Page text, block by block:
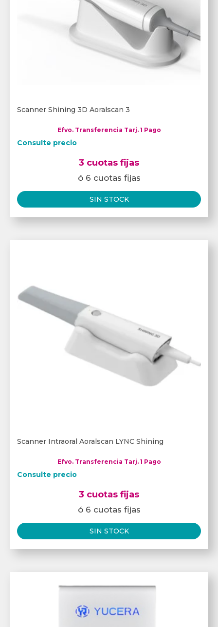
Scanner Shining 3D Aoralscan 3
Efvo. Transferencia Tarj. 1 Pago
Consulte precio
3 cuotas fijas
ó 6 cuotas fijas
SIN STOCK
Scanner Intraoral Aoralscan LYNC Shining
Efvo. Transferencia Tarj. 1 Pago
Consulte precio
3 cuotas fijas
ó 6 cuotas fijas
SIN STOCK